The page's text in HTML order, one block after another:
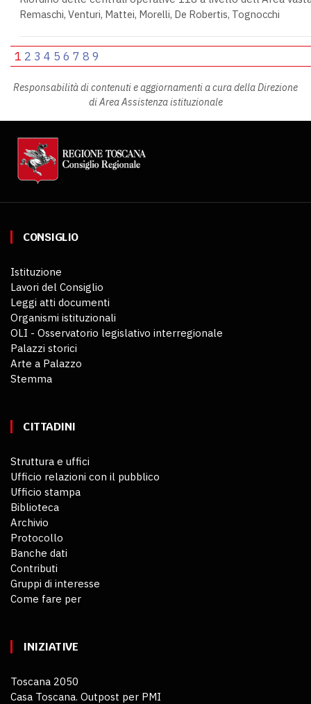
Remaschi, Venturi, Mattei, Morelli, De Robertis, Tognocchi
1 2 3 4 5 6 7 8 9
Responsabilità di contenuti e aggiornamenti a cura della Direzione
di Area Assistenza istituzionale
CONSIGLIO
Istituzione
Lavori del Consiglio
Leggi atti documenti
Organismi istituzionali
OLI - Osservatorio legislativo interregionale
Palazzi storici
Arte a Palazzo
Stemma
CITTADINI
Struttura e uffici
Ufficio relazioni con il pubblico
Ufficio stampa
Biblioteca
Archivio
Protocollo
Banche dati
Contributi
Gruppi di interesse
Come fare per
INIZIATIVE
Toscana 2050
Casa Toscana. Outpost per PMI